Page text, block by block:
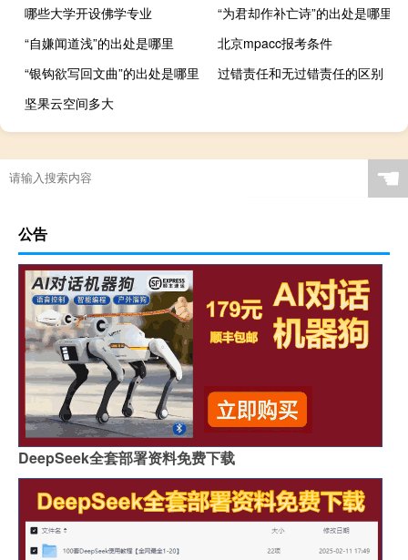
哪些大学开设佛学专业
“为君却作补亡诗”的出处是哪里
“自嫌闻道浅”的出处是哪里
北京mpacc报考条件
“银钩欲写回文曲”的出处是哪里
过错责任和无过错责任的区别
坚果云空间多大
☚
公告
DeepSeek全套部署资料免费下载